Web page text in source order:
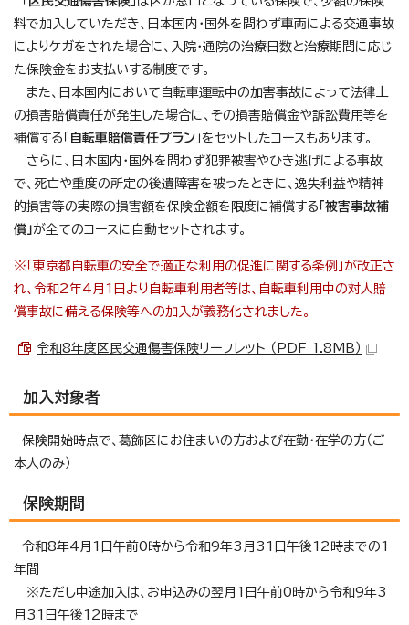
料で加入していただき、日本国内・国外を問わず車両による交通事故
によりケガをされた場合に、入院・通院の治療日数と治療期間に応じ
た保険金をお支払いする制度です。
また、日本国内において自転車運転中の加害事故によって法律上
の損害賠償責任が発生した場合に、その損害賠償金や訴訟費用等を
補償する「
自転車賠償責任プラン 」をセットしたコースもあります。
さらに、日本国内・国外を問わず犯罪被害やひき逃げによる事故
で、死亡や重度の所定の後遺障害を被ったときに、逸失利益や精神
的損害等の実際の損害額を保険金額を限度に補償する 「被害事故補
償」が全てのコースに自動セットされます。
※「東京都自転車の安全で適正な利用の促進に関する条例」が改正さ
れ、令和2年4月1日より自転車利用者等は、自転車利用中の対人賠
償事故に備える保険等への加入が義務化されました。
令和8年度区民交通傷害保険リーフレット （PDF 1.8MB）
加入対象者
保険開始時点で、葛飾区にお住まいの方および在勤・在学の方（ご
本人のみ）
保険期間
令和8年4月1日午前0時から令和9年3月31日午後12時までの1
年間
※ただし中途加入は、お申込みの翌月1日午前0時から令和9年3
月31日午後12時まで